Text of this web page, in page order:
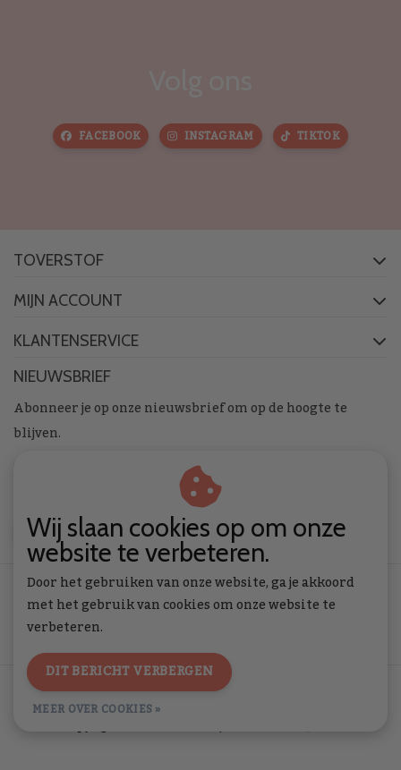
FACEBOOK INSTAGRAM TIKTOK
TOVERSTOF
MIJN ACCOUNT
KLANTENSERVICE
NIEUWSBRIEF
Abonneer je op onze nieuwsbrief om op de hoogte te
blijven.
ABONNEER
Algemene voorwaarden | Privacy Policy
© Copyright 2026 - Toverstof | Realisatie
InStijl Media
Wij slaan cookies op om onze
website te verbeteren.
Door het gebruiken van onze website, ga je akkoord
met het gebruik van cookies om onze website te
verbeteren.
DIT BERICHT VERBERGEN
MEER OVER COOKIES »